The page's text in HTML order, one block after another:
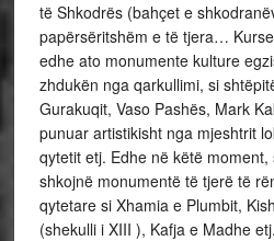
të Shkodrës (bahçet e
papërsëritshëm e të tjera…
edhe ato monumente kulture
zhdukën nga qarkullimi, si
Gurakuqit, Vaso Pashës, Mark
punuar artistikisht nga mjeshtrit
qytetit etj. Edhe në këtë
shkojnë monumentë të tjerë të
qytetare si Xhamia e Plumbit,
(shekulli i XIII ), Kafja e Madhe